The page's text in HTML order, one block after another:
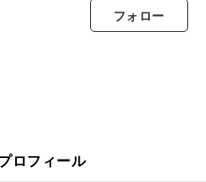
フォロー
ロフィール